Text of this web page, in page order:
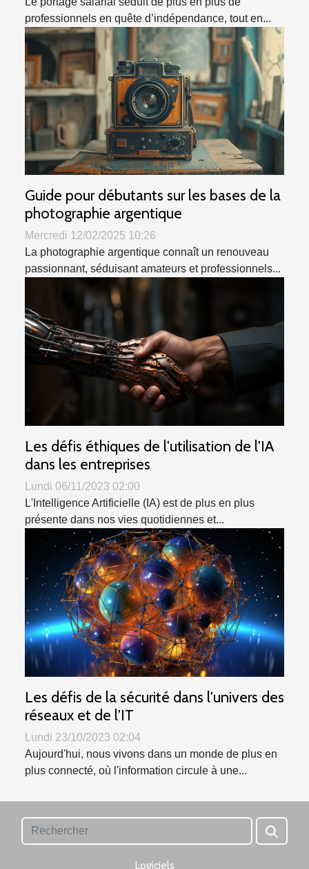
professionnels en quête d’indépendance, tout en...
Guide pour débutants sur les bases de la
photographie argentique
Mercredi 12/02/2025 10:26
La photographie argentique connaît un renouveau
passionnant, séduisant amateurs et professionnels...
Les défis éthiques de l'utilisation de l'IA
dans les entreprises
Lundi 06/11/2023 02:00
L'Intelligence Artificielle (IA) est de plus en plus
présente dans nos vies quotidiennes et...
Les défis de la sécurité dans l'univers des
réseaux et de l'IT
Lundi 23/10/2023 02:04
Aujourd'hui, nous vivons dans un monde de plus en
plus connecté, où l'information circule à une...
Logiciels